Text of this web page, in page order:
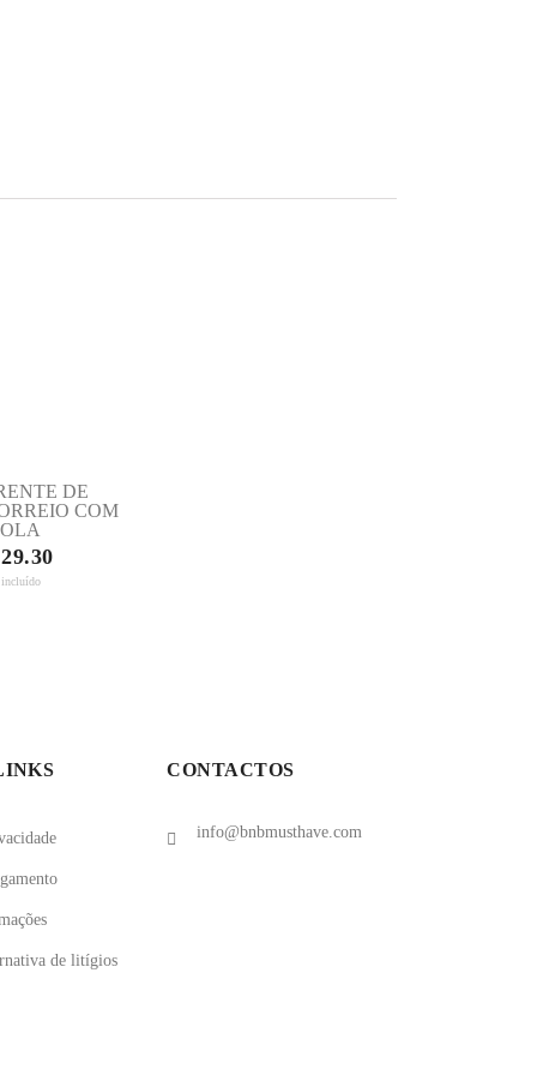
DE
COM
de litígios
CONTACTOS
info@bnbmusthave.com